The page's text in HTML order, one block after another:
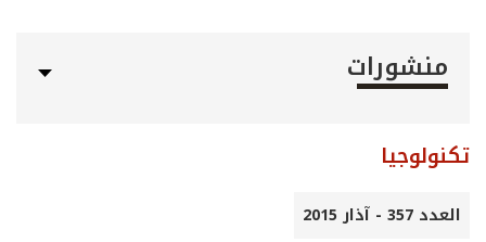
منشورات
تكنولوجيا
العدد 357 - آذار 2015